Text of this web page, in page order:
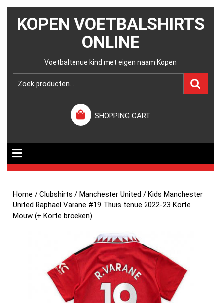
KOPEN VOETBALSHIRTS
ONLINE
Voetbaltenue kind met eigen naam Kopen
SHOPPING CART
Home /Clubshirts /Manchester United / Kids Manchester
United Raphael Varane #19 Thuis tenue 2022-23 Korte
Mouw (+ Korte broeken)